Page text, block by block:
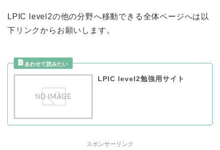
LPIC level2の他の分野へ移動できる全体ページへは以
下リンクからお願いします。
LPIC level2勉強用サイト
スポンサーリンク